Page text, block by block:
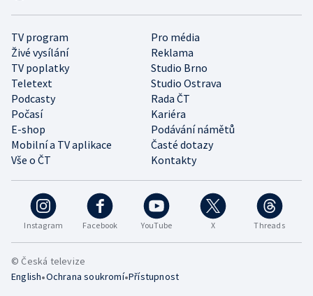
Instagram Facebook YouTube X Threads
TV program
Pro média
Živé vysílání
Reklama
TV poplatky
Studio Brno
Teletext
Studio Ostrava
Podcasty
Rada ČT
Počasí
Kariéra
E-shop
Podávání námětů
Mobilní a TV aplikace
Časté dotazy
Vše o ČT
Kontakty
© Česká televize
English•Ochrana soukromí•Přístupnost